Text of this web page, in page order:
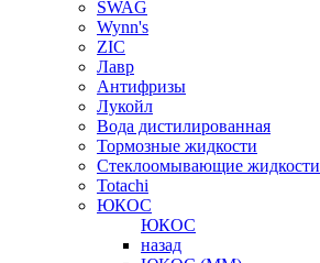
SWAG
Wynn's
ZIC
Лавр
Антифризы
Лукойл
Вода дистилированная
Тормозные жидкости
Стеклоомывающие жидкости
Totachi
ЮКОС
ЮКОС
назад